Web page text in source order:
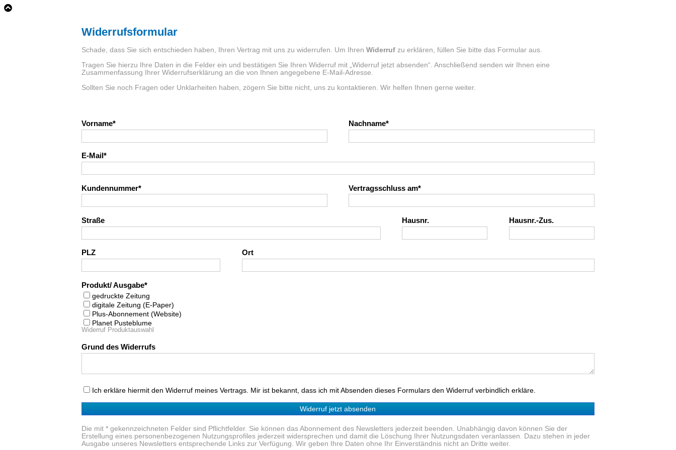
Widerrufsformular
Schade, dass Sie sich entschieden haben, Ihren Vertrag mit uns zu widerrufen. Um IhrenWiderruf zu erklären, füllen Sie bitte das Formular aus.
Tragen Sie hierzu Ihre Daten in die Felder ein und bestätigen Sie Ihren Widerruf mit „Widerruf jetzt absenden“. Anschließend senden wir Ihnen eine
Zusammenfassung Ihrer Widerrufserklärung an die von Ihnen angegebene E-Mail-Adresse.
Sollten Sie noch Fragen oder Unklarheiten haben, zögern Sie bitte nicht, uns zu kontaktieren. Wir helfen Ihnen gerne weiter.
Vorname Nachname
E-Mail
Kundennummer Vertragsschluss am
Straße Hausnr. Hausnr.-Zus.
PLZ Ort
Produkt/ Ausgabe
gedruckte Zeitung
digitale Zeitung (E-Paper)
Plus-Abonnement (Website)
Planet Pusteblume
Widerruf Produktauswahl
Grund des Widerrufs
Ich erkläre hiermit den Widerruf meines Vertrags. Mir ist bekannt, dass ich mit Absenden dieses Formulars den Widerruf verbindlich erkläre.
Widerruf jetzt absenden
Die mit * gekennzeichneten Felder sind Pflichtfelder. Sie können das Abonnement des Newsletters jederzeit beenden. Unabhängig davon können Sie der
Erstellung eines personenbezogenen Nutzungsprofiles jederzeit widersprechen und damit die Löschung Ihrer Nutzungsdaten veranlassen. Dazu stehen in jeder
Ausgabe unseres Newsletters entsprechende Links zur Verfügung. Wir geben Ihre Daten ohne Ihr Einverständnis nicht an Dritte weiter.